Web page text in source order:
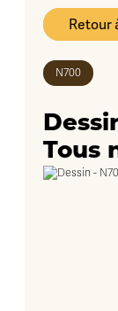
Retour
N700
Tous